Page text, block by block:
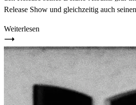
Release Show und gleichzeitig auch
Weiterlesen